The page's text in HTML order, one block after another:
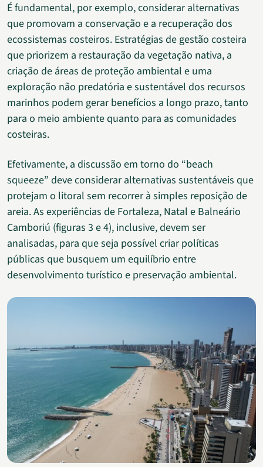
É fundamental, por exemplo, considerar alternativas
que promovam a conservação e a recuperação dos
ecossistemas costeiros. Estratégias de gestão costeira
que priorizem a restauração da vegetação nativa, a
criação de áreas de proteção ambiental e uma
exploração não predatória e sustentável dos recursos
marinhos podem gerar benefícios a longo prazo, tanto
para o meio ambiente quanto para as comunidades
costeiras.
Efetivamente, a discussão em torno do “beach
squeeze” deve considerar alternativas sustentáveis que
protejam o litoral sem recorrer à simples reposição de
areia. As experiências de Fortaleza, Natal e Balneário
Camboriú (figuras 3 e 4), inclusive, devem ser
analisadas, para que seja possível criar políticas
públicas que busquem um equilíbrio entre
desenvolvimento turístico e preservação ambiental.